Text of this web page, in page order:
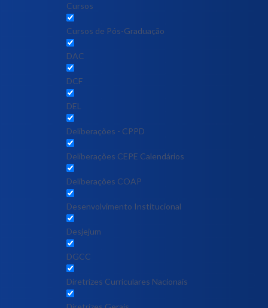
Cursos
Cursos de Pós-Graduação
DAC
DCF
DEL
Deliberações - CPPD
Deliberações CEPE Calendários
Deliberações COAP
Desenvolvimento Institucional
Desjejum
DGCC
Diretrizes Curriculares Nacionais